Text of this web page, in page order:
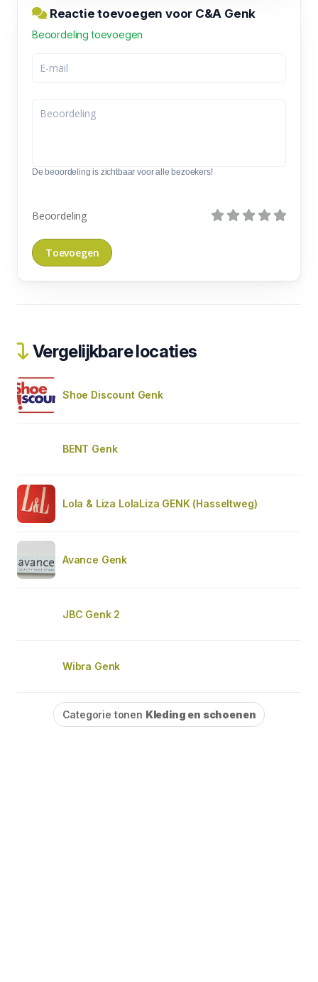
Reactie toevoegen voor C&A Genk
Beoordeling toevoegen
De beoordeling is zichtbaar voor alle bezoekers!
Beoordeling
Vergelijkbare locaties
Shoe Discount Genk
BENT Genk
Lola & Liza LolaLiza GENK (Hasseltweg)
Avance Genk
JBC Genk 2
Wibra Genk
Categorie tonen Kleding en schoenen